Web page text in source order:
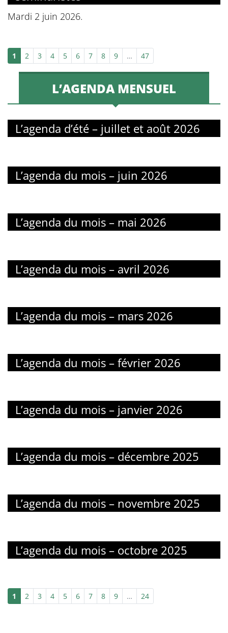
Mardi 2 juin 2026.
1 2 3 4 5 6 7 8 9 … 47
L’AGENDA MENSUEL
L’agenda d’été – juillet et août 2026
L’agenda du mois – juin 2026
L’agenda du mois – mai 2026
L’agenda du mois – avril 2026
L’agenda du mois – mars 2026
L’agenda du mois – février 2026
L’agenda du mois – janvier 2026
L’agenda du mois – décembre 2025
L’agenda du mois – novembre 2025
L’agenda du mois – octobre 2025
1 2 3 4 5 6 7 8 9 … 24